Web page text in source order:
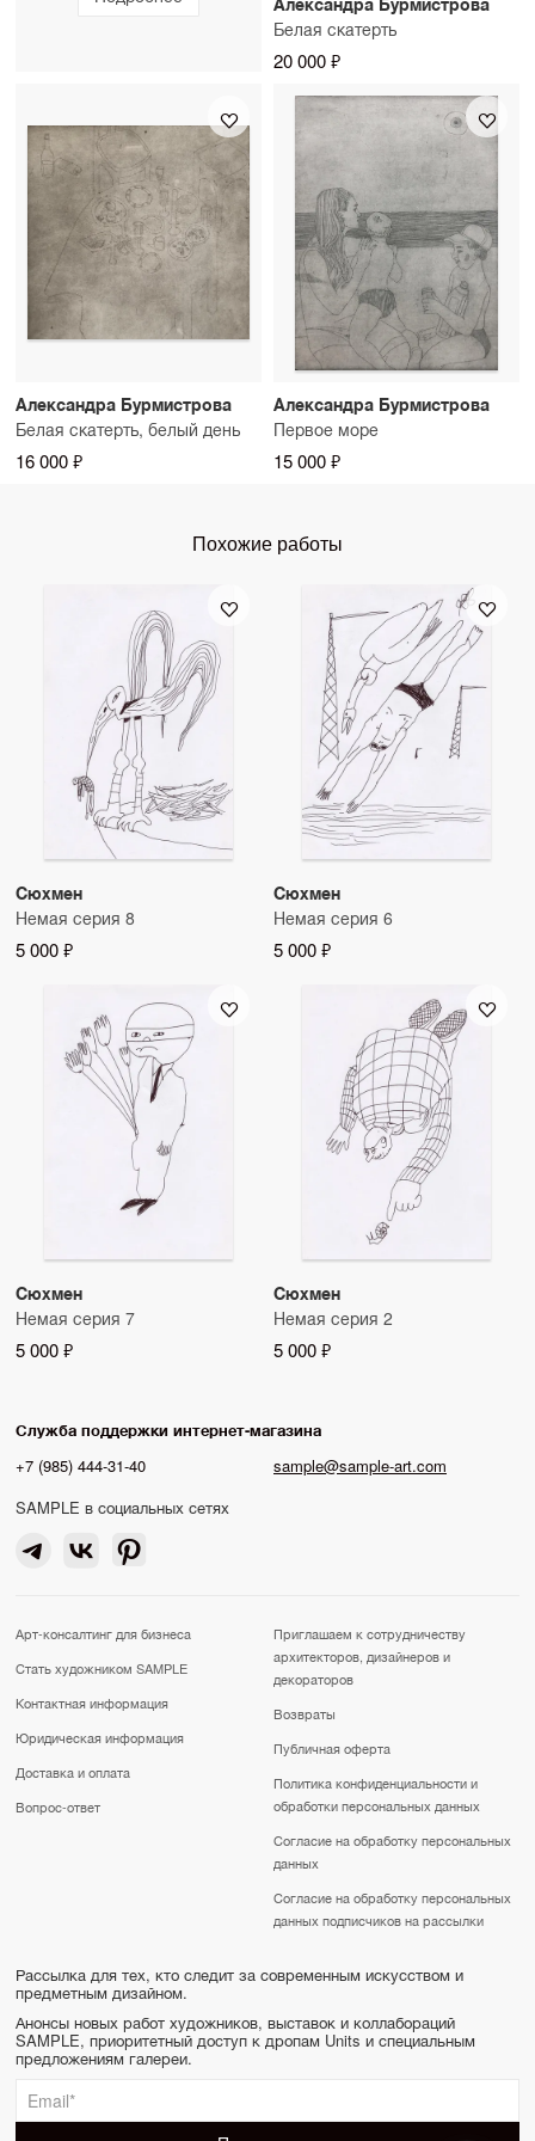
Белая скатерть
20 000 ₽
Александра Бурмистрова
Белая скатерть, белый день
16 000 ₽
Александра Бурмистрова
Первое море
15 000 ₽
Похожие работы
Сюхмен
Немая серия 8
5 000 ₽
Сюхмен
Немая серия 6
5 000 ₽
Сюхмен
Немая серия 7
5 000 ₽
Сюхмен
Немая серия 2
5 000 ₽
Служба поддержки интернет-магазина
+7 (985) 444-31-40
sample@sample-art.com
SAMPLE в социальных сетях
Арт-консалтинг для бизнеса
Стать художником SAMPLE
Контактная информация
Юридическая информация
Доставка и оплата
Вопрос-ответ
Приглашаем к сотрудничеству
архитекторов, дизайнеров и
декораторов
Возвраты
Публичная оферта
Политика конфиденциальности и
обработки персональных данных
Согласие на обработку персональных
данных
Согласие на обработку персональных
данных подписчиков на рассылки
Рассылка для тех, кто следит за современным искусством и
предметным дизайном.
Анонсы новых работ художников, выставок и коллабораций
SAMPLE, приоритетный доступ к дропам Units и специальным
предложениям галереи.